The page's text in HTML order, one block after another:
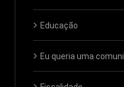
Educação
Eu queria uma